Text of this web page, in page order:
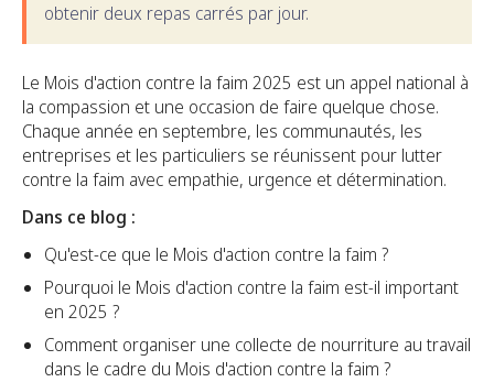
obtenir deux repas carrés par jour.
Le Mois d'action contre la faim 2025 est un appel national à
la compassion et une occasion de faire quelque chose.
Chaque année en septembre, les communautés, les
entreprises et les particuliers se réunissent pour lutter
contre la faim avec empathie, urgence et détermination.
Dans ce blog :
Qu'est-ce que le Mois d'action contre la faim ?
Pourquoi le Mois d'action contre la faim est-il important
en 2025 ?
Comment organiser une collecte de nourriture au travail
dans le cadre du Mois d'action contre la faim ?